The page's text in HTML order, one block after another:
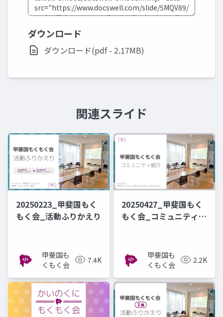
ダウンロード
ダウンロード(pdf - 2.17MB)
関連スライド
20250223_甲斐国もく
もく会_活動ふりかえり
甲斐国も
くもく会
7.4K
20250427_甲斐国もく
もく会_コミュニティ紹
甲斐国も
くもく会
2.2K